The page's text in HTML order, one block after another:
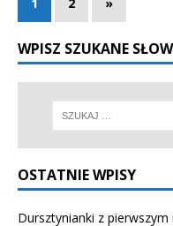
1 2 »
WPISZ SZUKANE
OSTATNIE WPISY
Dursztynianki z